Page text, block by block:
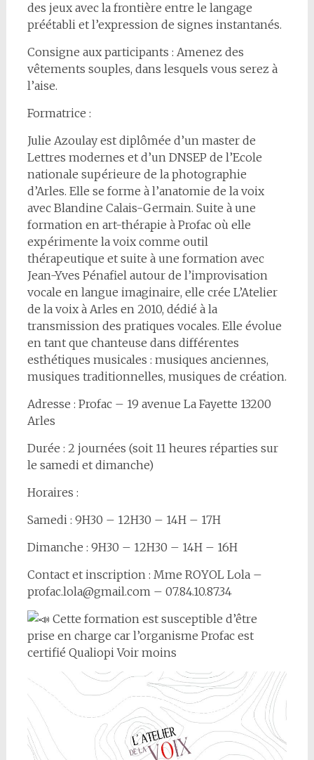
des jeux avec la frontière entre le langage
préétabli et l’expression de signes instantanés.
Consigne aux participants : Amenez des
vêtements souples, dans lesquels vous serez à
l’aise.
Formatrice :
Julie Azoulay est diplômée d’un master de
Lettres modernes et d’un DNSEP de l’Ecole
nationale supérieure de la photographie
d’Arles. Elle se forme à l’anatomie de la voix
avec Blandine Calais-Germain. Suite à une
formation en art-thérapie à Profac où elle
expérimente la voix comme outil
thérapeutique et suite à une formation avec
Jean-Yves Pénafiel autour de l’improvisation
vocale en langue imaginaire, elle crée L’Atelier
de la voix à Arles en 2010, dédié à la
transmission des pratiques vocales. Elle évolue
en tant que chanteuse dans différentes
esthétiques musicales : musiques anciennes,
musiques traditionnelles, musiques de création.
Adresse : Profac – 19 avenue La Fayette 13200
Arles
Durée : 2 journées (soit 11 heures réparties sur
le samedi et dimanche)
Horaires :
Samedi : 9H30 – 12H30 – 14H – 17H
Dimanche : 9H30 – 12H30 – 14H – 16H
Contact et inscription : Mme ROYOL Lola –
profac.lola@gmail.com – 07.84.10.87.34
Cette formation est susceptible d’être
prise en charge car l’organisme Profac est
certifié Qualiopi Voir moins